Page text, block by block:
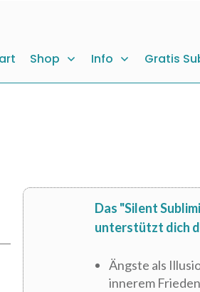
Shop Info Gratis
Das "Silent
unterstützt dich
Ängste als
innerem